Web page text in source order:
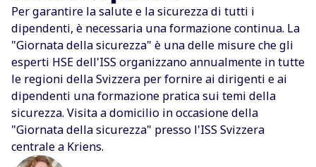
Per garantire la salute e la sicurezza di tutti i
dipendenti, è necessaria una formazione continua. La
"Giornata della sicurezza" è una delle misure che gli
esperti HSE dell'ISS organizzano annualmente in tutte
le regioni della Svizzera per fornire ai dirigenti e ai
dipendenti una formazione pratica sui temi della
sicurezza. Visita a domicilio in occasione della
"Giornata della sicurezza" presso l'ISS Svizzera
centrale a Kriens.